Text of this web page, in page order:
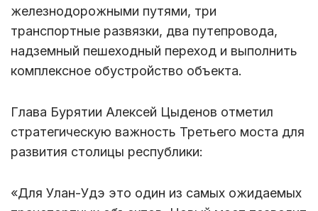
железнодорожными путями, три
транспортные развязки, два путепровода,
надземный пешеходный переход и выполнить
комплексное обустройство объекта.
Глава Бурятии Алексей Цыденов отметил
стратегическую важность Третьего моста для
развития столицы республики:
«Для Улан-Удэ это один из самых ожидаемых